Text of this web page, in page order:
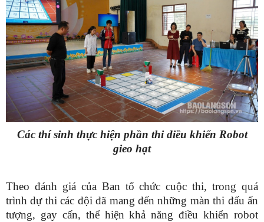
Các thí sinh thực hiện phần thi điều khiển Robot
gieo hạt
Theo đánh giá của Ban tổ chức cuộc thi, trong quá
trình dự thi các đội đã mang đến những màn thi đấu ấn
tượng, gay cấn, thể hiện khả năng điều khiển robot